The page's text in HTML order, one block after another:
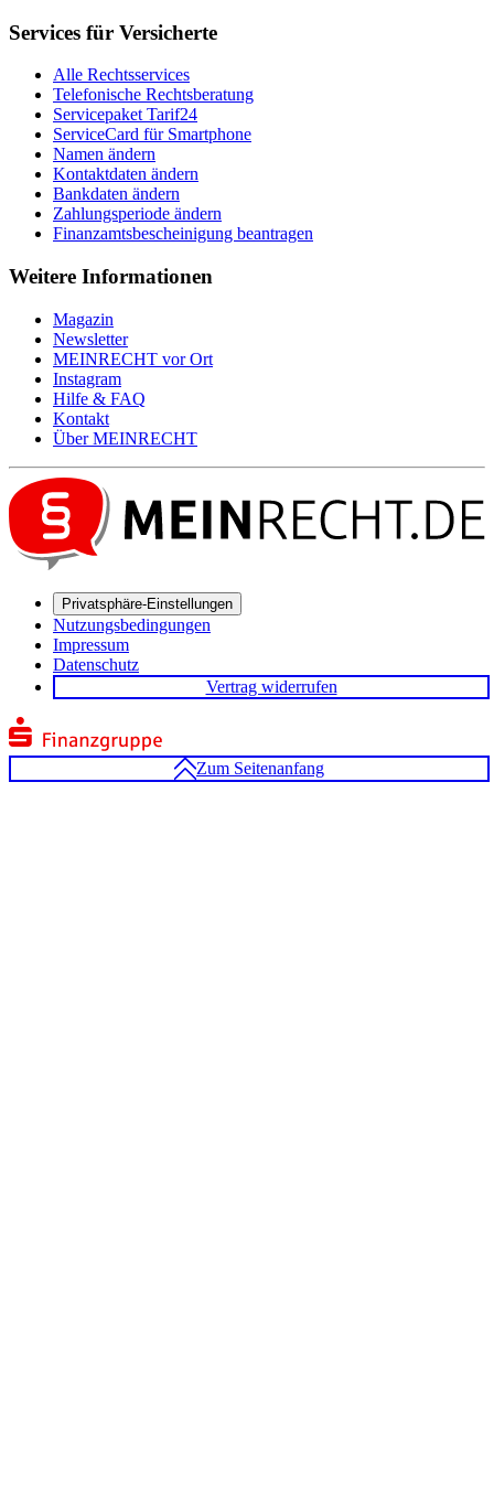
Services für Versicherte
Alle Rechtsservices
Telefonische Rechtsberatung
Servicepaket Tarif24
ServiceCard für Smartphone
Namen ändern
Kontaktdaten ändern
Bankdaten ändern
Zahlungsperiode ändern
Finanzamtsbescheinigung beantragen
Weitere Informationen
Magazin
Newsletter
MEINRECHT vor Ort
Instagram
Hilfe & FAQ
Kontakt
ÜberMEINRECHT
Privatsphäre-Einstellungen
Nutzungsbedingungen
Impressum
Datenschutz
Vertrag widerrufen
Zum Seitenanfang